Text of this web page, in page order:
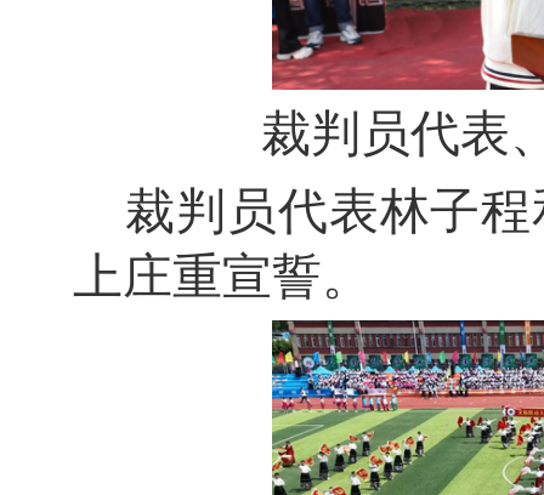
裁判员代表
裁判员代表林子
上庄重宣誓。